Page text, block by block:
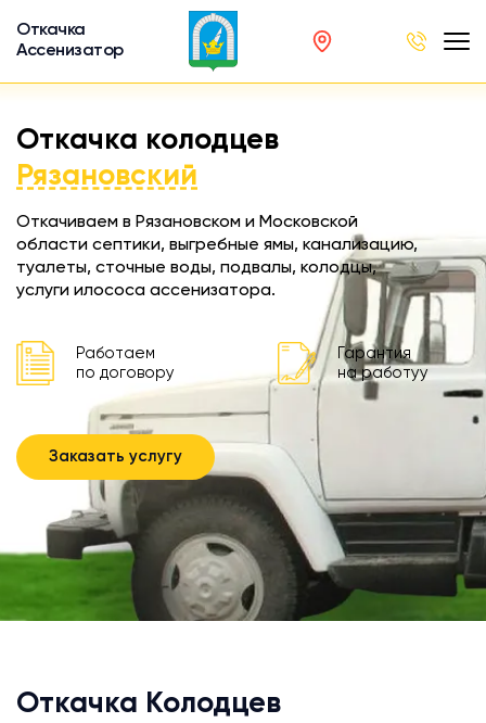
Откачка
Ассенизатор
Откачка колодцев
Рязановский
Откачиваем в Рязановском и Московской
области септики, выгребные ямы, канализацию,
туалеты, сточные воды, подвалы, колодцы,
услуги илососа ассенизатора.
Работаем
по договору
Гарантия
на работуу
Заказать услугу
Откачка Колодцев